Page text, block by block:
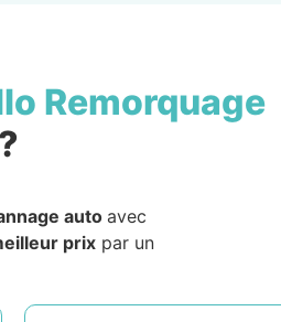
Remorquage
auto avec
prix par un